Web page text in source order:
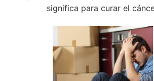
significa para curar el